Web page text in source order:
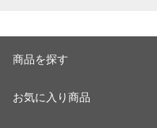
商品を探す
お気に入り商品